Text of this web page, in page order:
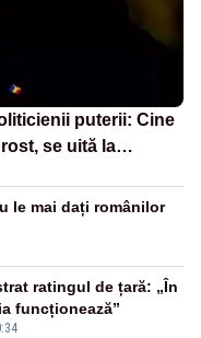
puterii: Cine
se uită la
le mai dați românilor
ratingul de țară: „În
funcționează”